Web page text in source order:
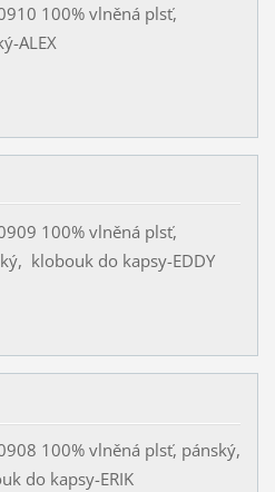
100% vlněná plsť,
ALEX
100% vlněná plsť,
klobouk do kapsy-EDDY
100% vlněná plsť, pánský,
do kapsy-ERIK